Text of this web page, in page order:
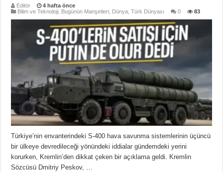
Editör
4 hafta önce
Bilim ve Teknoloji Bugünün Manşetleri Dünya ,Türk Dünyası 0 83
Türkiye’nin envanterindeki S-400 hava savunma sistemlerinin üçüncü
bir ülkeye devredileceği yönündeki iddialar gündemdeki yerini
korurken, Kremlin’den dikkat çeken bir açıklama geldi. Kremlin
Sözcüsü Dmitriy Peskov, …